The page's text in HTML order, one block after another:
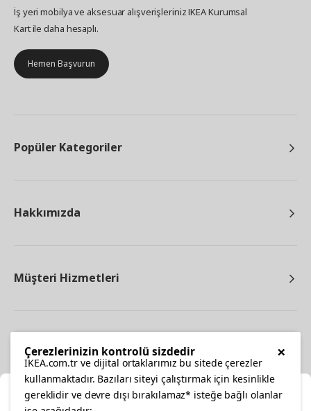
İş yeri mobilya ve aksesuar alışverişleriniz IKEA Kurumsal
Kart ile daha hesaplı.
Hemen Başvurun
Popüler Kategoriler
Hakkımızda
Müşteri Hizmetleri
×
Çerezlerinizin kontrolü sizdedir
IKEA.com.tr ve dijital ortaklarımız bu sitede çerezler
kullanmaktadır. Bazıları siteyi çalıştırmak için kesinlikle
gereklidir ve devre dışı bırakılamaz* isteğe bağlı olanlar